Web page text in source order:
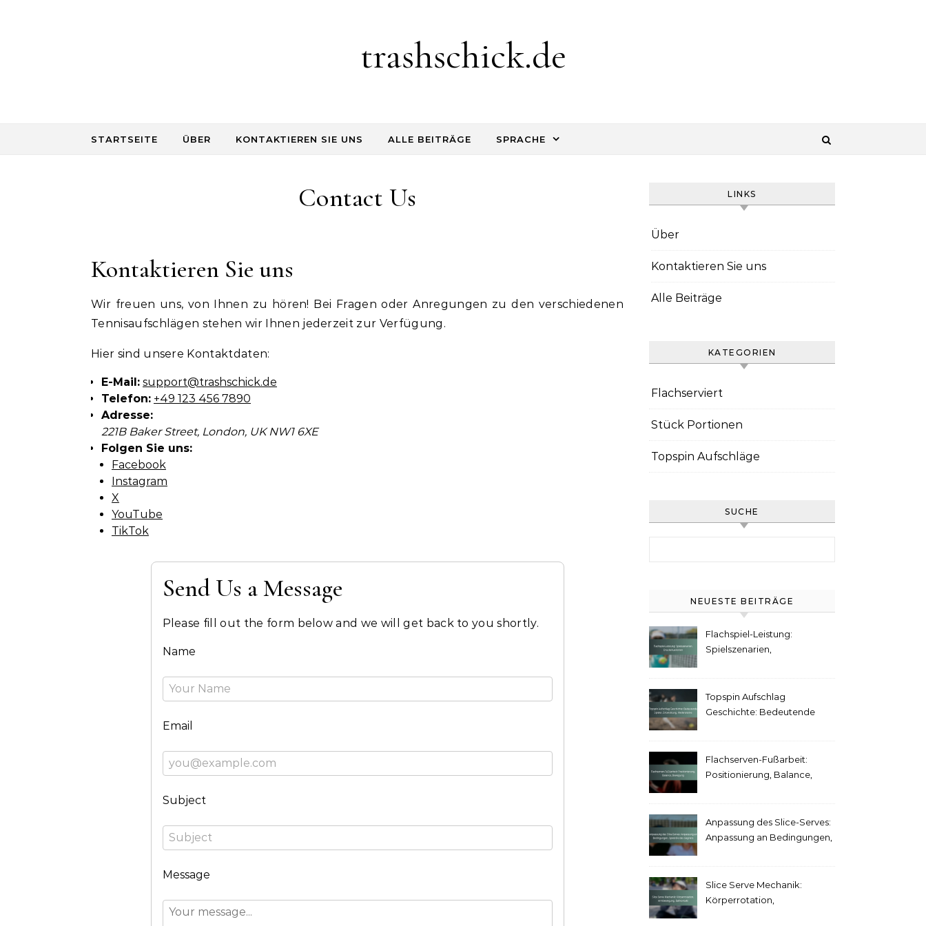
trashschick.de
STARTSEITE ÜBER KONTAKTIEREN SIE UNS ALLE BEITRÄGE SPRACHE
Contact Us
Kontaktieren Sie uns
Wir freuen uns, von Ihnen zu hören! Bei Fragen oder Anregungen zu den verschiedenen
Tennisaufschlägen stehen wir Ihnen jederzeit zur Verfügung.
Hier sind unsere Kontaktdaten:
E-Mail: support@trashschick.de
Telefon: +49 123 456 7890
Adresse:
221B Baker Street, London, UK NW1 6XE
Folgen Sie uns:
Facebook
Instagram
X
YouTube
TikTok
Send Us a Message
Please fill out the form below and we will get back to you shortly.
Name
Email
Subject
Message
LINKS
Über
Kontaktieren Sie uns
Alle Beiträge
KATEGORIEN
Flachserviert
Stück Portionen
Topspin Aufschläge
SUCHE
NEUESTE BEITRÄGE
Flachspiel-Leistung:
Spielszenarien,
Topspin Aufschlag
Geschichte: Bedeutende
Flachserven-Fußarbeit:
Positionierung, Balance,
Anpassung des Slice-Serves:
Anpassung an Bedingungen,
Slice Serve Mechanik:
Körperrotation,